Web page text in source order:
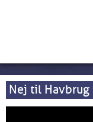
Nej til Havbrug